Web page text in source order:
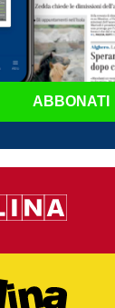
ABBONATI